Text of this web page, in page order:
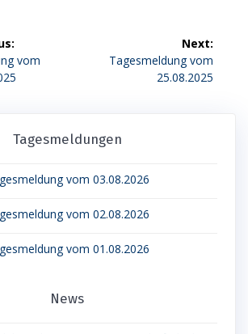
vom
Next:
Next
Tagesmeldung vom
25.08.2025
Tagesmeldungen
vom 03.08.2026
vom 02.08.2026
vom 01.08.2026
News